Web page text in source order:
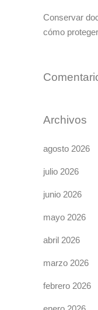
Conservar
cómo
Archivos
agosto 2026
julio 2026
junio 2026
mayo 2026
abril 2026
marzo 2026
febrero 2026